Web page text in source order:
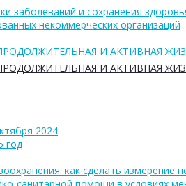
И АКТИВНАЯ
заболеваний и сохранения
некоммерческих организаций
И АКТИВНАЯ
2024
год
как сделать измерение